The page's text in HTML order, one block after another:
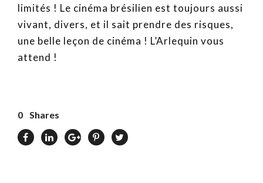
limités ! Le cinéma brésilien est toujours aussi
vivant, divers, et il sait prendre des risques,
une belle leçon de cinéma ! L’Arlequin vous
attend !
0 Shares